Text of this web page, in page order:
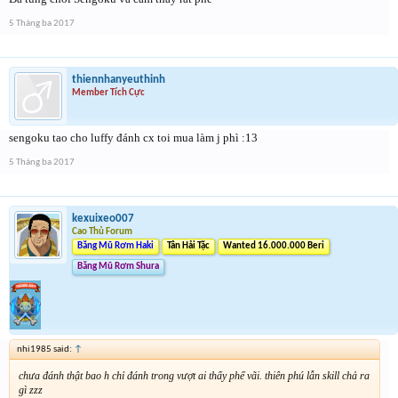
5 Tháng ba 2017
thiennhanyeuthinh
Member Tích Cực
sengoku tao cho luffy đánh cx toi mua làm j phì :13
5 Tháng ba 2017
kexuixeo007
Cao Thủ Forum
Băng Mũ Rơm Haki
Tân Hải Tặc Wanted 16.000.000 Beri
Băng Mũ Rơm Shura
nhi1985 said: ↑
chưa đánh thật bao h chỉ đánh trong vượt ai thấy phế vãi. thiên phú lẫn skill chả ra
gì zzz